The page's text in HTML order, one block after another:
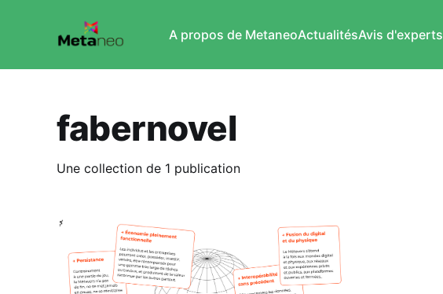
A propos de MetaneoActualitésAvis d'experts
fabernovel
Une collection de 1 publication